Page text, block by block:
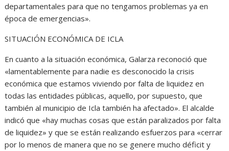
departamentales para que no tengamos problemas ya en
época de emergencias».
SITUACIÓN ECONÓMICA DE ICLA
En cuanto a la situación económica, Galarza reconoció que
«lamentablemente para nadie es desconocido la crisis
económica que estamos viviendo por falta de liquidez en
todas las entidades públicas, aquello, por supuesto, que
también al municipio de Icla también ha afectado». El alcalde
indicó que «hay muchas cosas que están paralizados por falta
de liquidez» y que se están realizando esfuerzos para «cerrar
por lo menos de manera que no se genere mucho déficit y